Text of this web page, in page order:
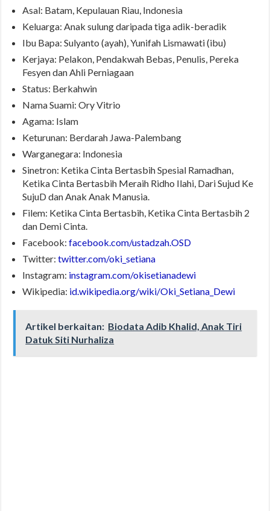
Asal: Batam, Kepulauan Riau, Indonesia
Keluarga: Anak sulung daripada tiga adik-beradik
Ibu Bapa: Sulyanto (ayah), Yunifah Lismawati (ibu)
Kerjaya: Pelakon, Pendakwah Bebas, Penulis, Pereka
Fesyen dan Ahli Perniagaan
Status: Berkahwin
Nama Suami: Ory Vitrio
Agama: Islam
Keturunan: Berdarah Jawa-Palembang
Warganegara: Indonesia
Sinetron: Ketika Cinta Bertasbih Spesial Ramadhan,
Ketika Cinta Bertasbih Meraih Ridho Ilahi, Dari Sujud Ke
SujuD dan Anak Anak Manusia.
Filem: Ketika Cinta Bertasbih, Ketika Cinta Bertasbih 2
dan Demi Cinta.
Facebook:facebook.com/ustadzah.OSD
Twitter:twitter.com/oki_setiana
Instagram: instagram.com/okisetianadewi
Wikipedia: id.wikipedia.org/wiki/Oki_Setiana_Dewi
Artikel berkaitan: Biodata Adib Khalid, Anak Tiri
Datuk Siti Nurhaliza